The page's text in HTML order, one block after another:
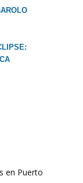
en Puerto